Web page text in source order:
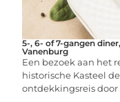
5-, 6- of 7-gangen
Vanenburg
Een bezoek aan het
historische Kasteel
ontdekkingsreis door